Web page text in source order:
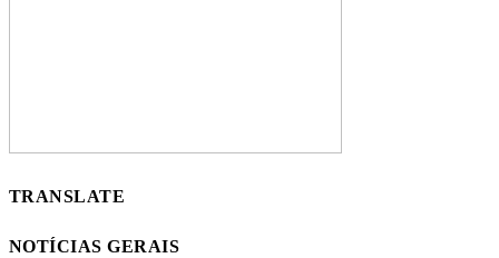
TRANSLATE
NOTÍCIAS GERAIS